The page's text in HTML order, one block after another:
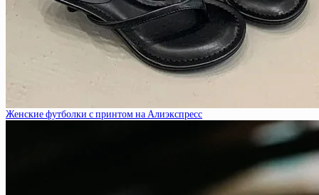
Женские футболки с принтом на Алиэкспресс